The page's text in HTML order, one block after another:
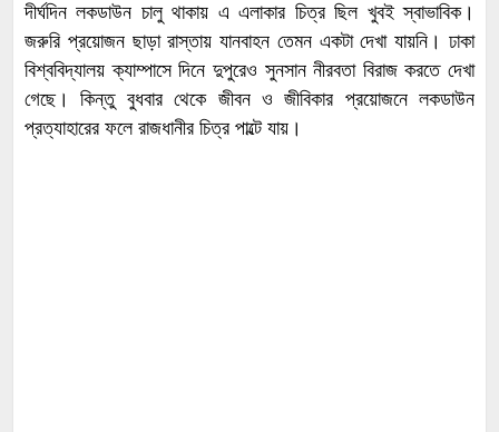
দীর্ঘদিন লকডাউন চালু থাকায় এ এলাকার চিত্র ছিল খুবই স্বাভাবিক।
জরুরি প্রয়োজন ছাড়া রাস্তায় যানবাহন তেমন একটা দেখা যায়নি। ঢাকা
বিশ্ববিদ্যালয় ক্যাম্পাসে দিনে দুপুরেও সুনসান নীরবতা বিরাজ করতে দেখা
গেছে। কিন্তু বুধবার থেকে জীবন ও জীবিকার প্রয়োজনে লকডাউন
প্রত্যাহারের ফলে রাজধানীর চিত্র পাল্টে যায়।